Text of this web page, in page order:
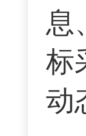
息
标
动